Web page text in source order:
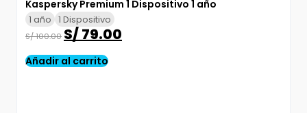
Kaspersky Premium 1 Dispositivo 1 año
1 año 1 Dispositivo
S/100.00 S/79.00
Añadir al carrito